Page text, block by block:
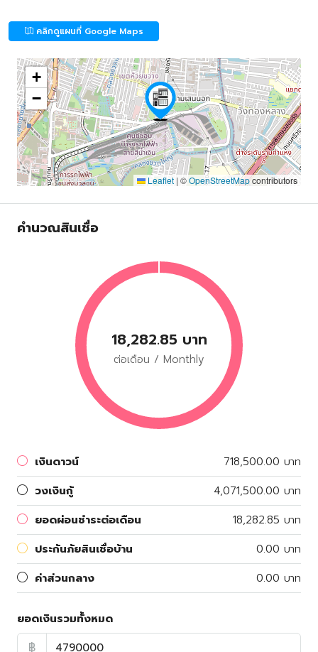
คลิกดูแผนที่ Google Maps
+
−
Leaflet | ©OpenStreetMapcontributors
คำนวณสินเชื่อ
18,282.85 บาท
ต่อเดือน / Monthly
เงินดาวน์
718,500.00 บาท
วงเงินกู้
4,071,500.00 บาท
ยอดผ่อนชำระต่อเดือน
18,282.85 บาท
ประกันภัยสินเชื่อบ้าน
0.00 บาท
ค่าส่วนกลาง
0.00 บาท
ยอดเงินรวมทั้งหมด
฿